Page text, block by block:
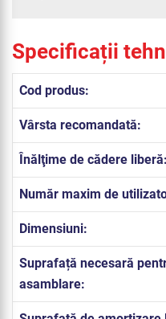
Specificații
Cod produs:
Vârsta recomandată:
Înălţime de cădere liberă:
Număr maxim de
Dimensiuni:
Suprafață necesară
asamblare: